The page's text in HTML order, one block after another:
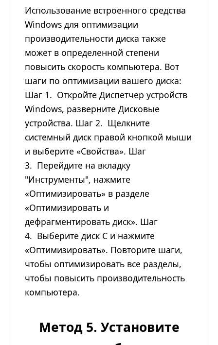
Использование встроенного средства
Windows для оптимизации
производительности диска также
может в определенной степени
повысить скорость компьютера. Вот
шаги по оптимизации вашего диска:
Шаг 1. Откройте Диспетчер устройств
Windows, разверните Дисковые
устройства. Шаг 2. Щелкните
системный диск правой кнопкой мыши
и выберите «Свойства». Шаг
3. Перейдите на вкладку
"Инструменты", нажмите
«Оптимизировать» в разделе
«Оптимизировать и
дефрагментировать диск». Шаг
4. Выберите диск C и нажмите
«Оптимизировать». Повторите шаги,
чтобы оптимизировать все разделы,
чтобы повысить производительность
компьютера.
Метод 5. Установите